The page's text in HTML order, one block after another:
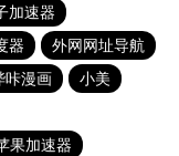
加速器
器
外网网址导航
咔漫画
小美
果加速器